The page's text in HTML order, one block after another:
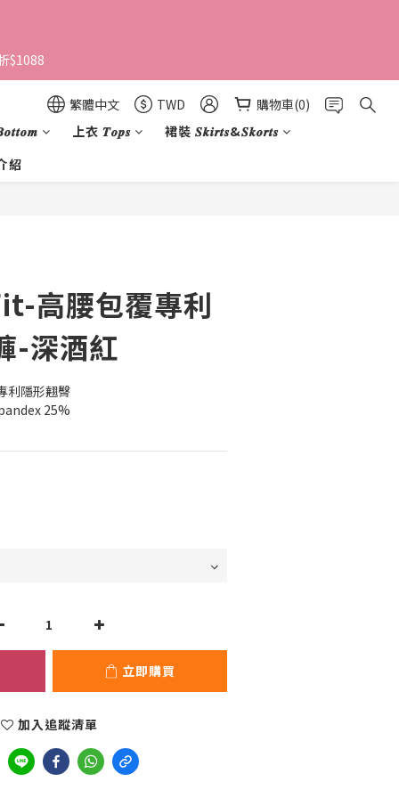
$1088
繁體中文 TWD
購物車(0)
上衣 𝑻𝒐𝒑𝒔
裙裝 𝑺𝒌𝒊𝒓𝒕𝒔&𝑺𝒌𝒐𝒓𝒕𝒔
紹
高腰包覆專利
-深酒紅
利隱形翹臀
25%
立即購買
加入追蹤清單